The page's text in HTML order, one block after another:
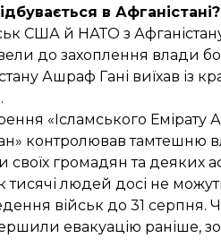
в Афганістані?
США й НАТО з
до захоплення влади
Ашраф Гані виїхав із
«Ісламського Емірату
контролював тамтешню
своїх громадян та деяких
людей досі не можуть
військ до 31 серпня.
евакуацію раніше,